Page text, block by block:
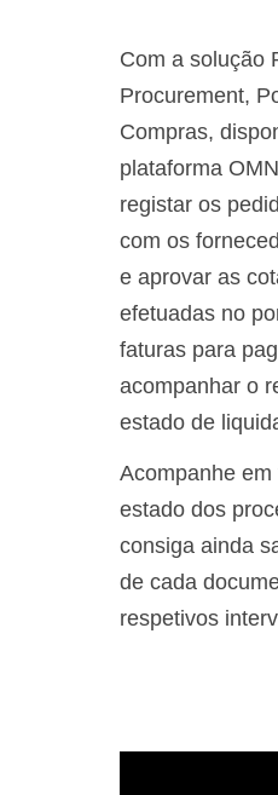
Com a solução
Procurement,
Compras,
plataforma
registar os
com os
e aprovar as
efetuadas no
faturas para
acompanhar o
estado de
Acompanhe
estado dos
consiga ainda
de cada
respetivos